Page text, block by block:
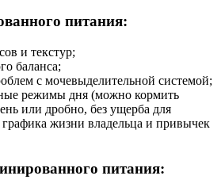
питания:
и текстур;
баланса;
с мочевыделительной системой;
режимы дня (можно кормить
или дробно, без ущерба для
жизни владельца и привычек
питания: